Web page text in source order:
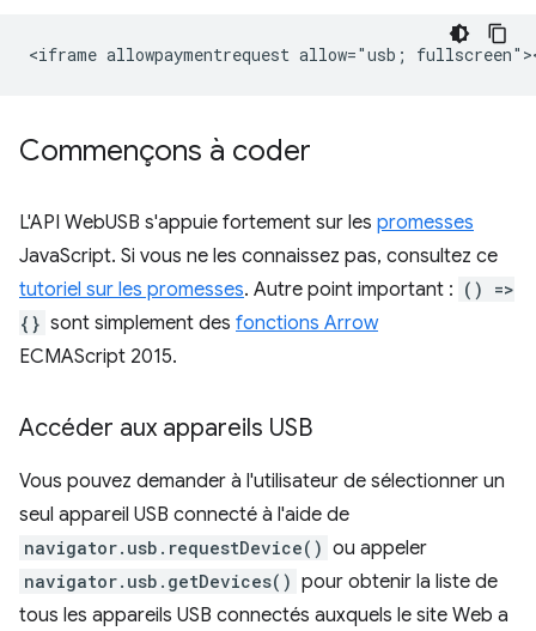
Commençons à coder
L'API WebUSB s'appuie fortement sur les promesses
JavaScript. Si vous ne les connaissez pas, consultez ce
tutoriel sur les promesses. Autre point important : () =>
{} sont simplement des fonctions Arrow
ECMAScript 2015.
Accéder aux appareils USB
Vous pouvez demander à l'utilisateur de sélectionner un
seul appareil USB connecté à l'aide de
navigator.usb.requestDevice() ou appeler
navigator.usb.getDevices() pour obtenir la liste de
tous les appareils USB connectés auxquels le site Web a